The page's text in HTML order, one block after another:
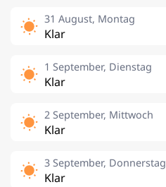
31 August, Montag
Klar
1 September, Dienstag
Klar
2 September, Mittwoch
Klar
3 September, Donnerstag
Klar